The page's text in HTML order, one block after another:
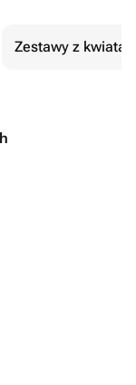
Zestawy z